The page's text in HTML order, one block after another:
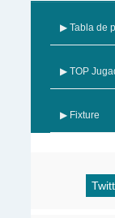
▶ Tabla de
▶ TOP
▶ Fixture